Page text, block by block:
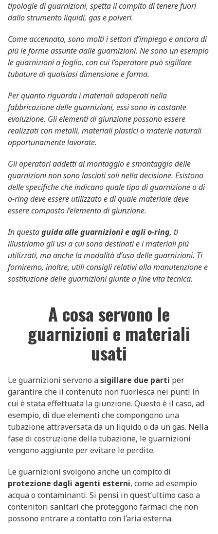
tipologie di guarnizioni, spetta il compito di tenere fuori
dallo strumento liquidi, gas e polveri.
Come accennato, sono molti i settori d’impiego e ancora di
più le forme assunte dalle guarnizioni. Ne sono un esempio
le guarnizioni a foglio, con cui l’operatore può sigillare
tubature di qualsiasi dimensione e forma.
Per quanto riguarda i materiali adoperati nella
fabbricazione delle guarnizioni, essi sono in costante
evoluzione. Gli elementi di giunzione possono essere
realizzati con metalli, materiali plastici o materie naturali
opportunamente lavorate.
Gli operatori addetti al montaggio e smontaggio delle
guarnizioni non sono lasciati soli nella decisione. Esistono
delle specifiche che indicano quale tipo di guarnizione o di
o-ring deve essere utilizzato e di quale materiale deve
essere composto l’elemento di giunzione.
In questaguida alle guarnizioni e agli o-ring, ti
illustriamo gli usi a cui sono destinati e i materiali più
utilizzati, ma anche la modalità d’uso delle guarnizioni. Ti
forniremo, inoltre, utili consigli relativi alla manutenzione e
sostituzione delle guarnizioni giunte a fine vita tecnica.
A cosa servono le
guarnizioni e materiali
usati
Le guarnizioni servono asigillare due parti per
garantire che il contenuto non fuoriesca nei punti in
cui è stata effettuata la giunzione. Questo è il caso, ad
esempio, di due elementi che compongono una
tubazione attraversata da un liquido o da un gas. Nella
fase di costruzione della tubazione, le guarnizioni
vengono aggiunte per evitare le perdite.
Le guarnizioni svolgono anche un compito di
protezione dagli agenti esterni, come ad esempio
acqua o contaminanti. Si pensi in quest’ultimo caso a
contenitori sanitari che proteggono farmaci che non
possono entrare a contatto con l’aria esterna.